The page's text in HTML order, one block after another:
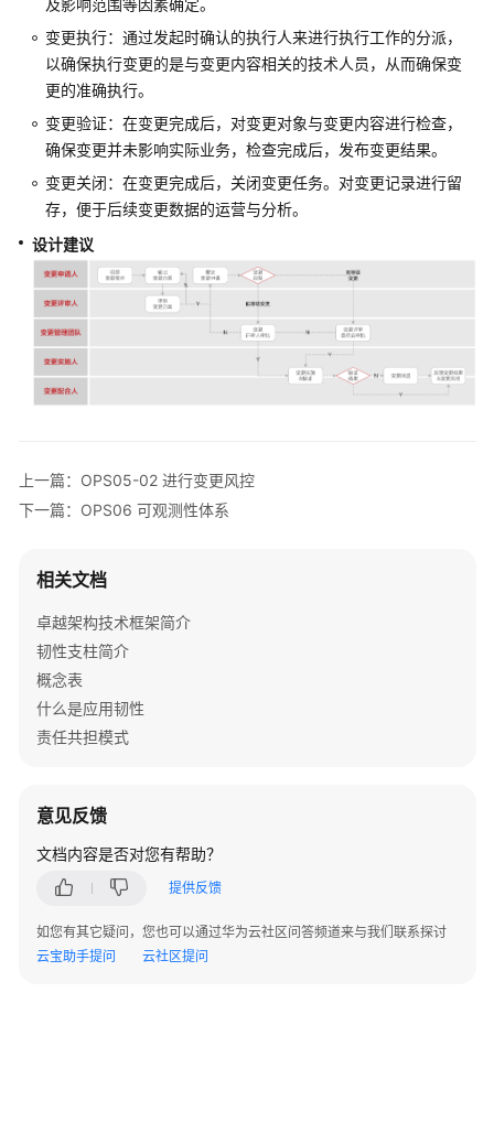
韧
性
支
柱
全
性
支
柱
性
能
效
率
支
成
本
支
卓
越
运
营
卓
越
支
柱
及影响范围等因素确定。
变更执行：通过发起时确认的执行人来进行执行工作的分派，
以确保执行变更的是与变更内容相关的技术人员，从而确保变
更的准确执行。
变更验证：在变更完成后，对变更对象与变更内容进行检查，
确保变更并未影响实际业务，检查完成后，发布变更结果。
变更关闭：在变更完成后，关闭变更任务。对变更记录进行留
存，便于后续变更数据的运营与分析。
设计建议
上一篇：OPS05-02 进行变更风控
下一篇：OPS06 可观测性体系
相关文档
卓越架构技术框架简介
韧性支柱简介
概念表
什么是应用韧性
责任共担模式
意见反馈
文档内容是否对您有帮助？
提供反馈
如您有其它疑问，您也可以通过华为云社区问答频道来与我们联系探讨
云宝助手提问
云社区提问